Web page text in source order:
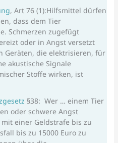
, Art 76 (1):Hilfsmittel dürfen
dass dem Tier
Schmerzen zugefügt
oder in Angst versetzt
Geräten, die elektrisieren, für
akustische Signale
Stoffe wirken, ist
§38: Wer … einem Tier
oder schwere Angst
einer Geldstrafe bis zu
bis zu 15000 Euro zu